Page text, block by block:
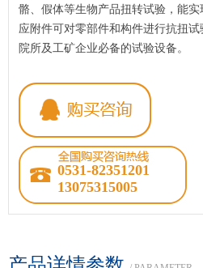
骼、假体等生物产品扭转试验，能
应附件可对零部件和构件进行抗扭
院所及工矿企业必备的试验设备。
0531-82351201
13075315005